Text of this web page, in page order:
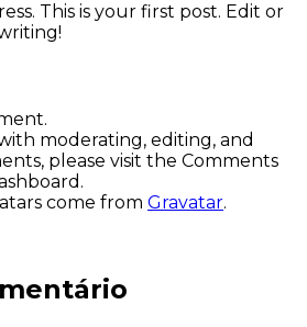
This is your first post. Edit or
moderating, editing, and
please visit the Comments
come from Gravatar.